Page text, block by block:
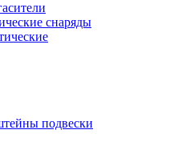
снаряды
подвески